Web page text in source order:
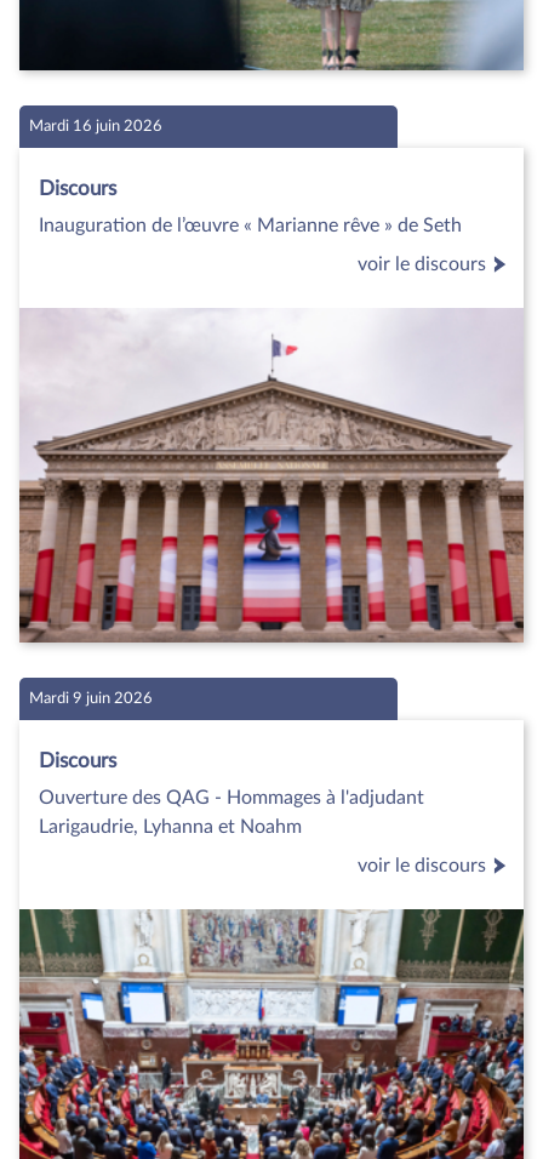
Mardi 16 juin 2026
Discours
Inauguration de l’œuvre « Marianne rêve » de Seth
voir le discours
Mardi 9 juin 2026
Discours
Ouverture des QAG - Hommages à l'adjudant
Larigaudrie, Lyhanna et Noahm
voir le discours